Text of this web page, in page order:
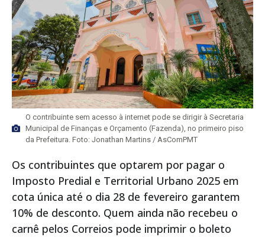
O contribuinte sem acesso à internet pode se dirigir à Secretaria
Municipal de Finanças e Orçamento (Fazenda), no primeiro piso
da Prefeitura. Foto: Jonathan Martins / AsComPMT
Os contribuintes que optarem por pagar o
Imposto Predial e Territorial Urbano 2025 em
cota única até o dia 28 de fevereiro garantem
10% de desconto. Quem ainda não recebeu o
carnê pelos Correios pode imprimir o boleto